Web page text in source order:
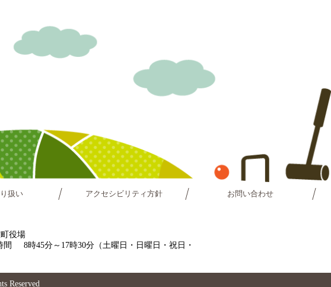
扱い アクセシビリティ方針 お問い合わせ
役場
間
8時45分～17時30分（土曜日・日曜日・祝日・
Reserved